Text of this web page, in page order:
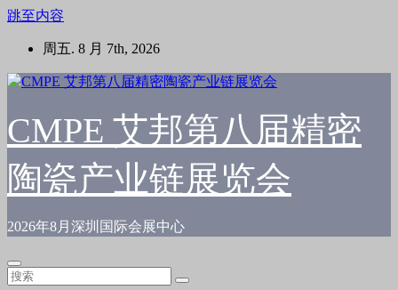
跳至内容
周五. 8 月 7th, 2026
CMPE 艾邦第八届精密
陶瓷产业链展览会
2026年8月深圳国际会展中心